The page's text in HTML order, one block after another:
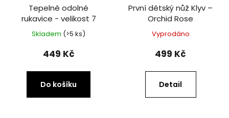
Tepelně odolné
rukavice - velikost 7
Skladem (>5 ks)
449 Kč
Do košíku
První dětský nůž Klyv –
Orchid Rose
Vyprodáno
499 Kč
Detail